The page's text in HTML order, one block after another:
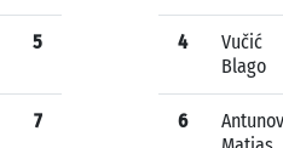
5
7
4
Vučić
Blago
6